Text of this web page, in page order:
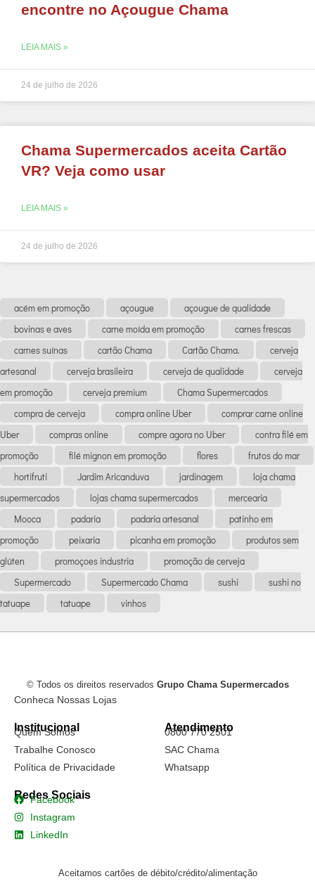
encontre no Açougue Chama
LEIA MAIS »
24 de julho de 2026
Chama Supermercados aceita Cartão
VR? Veja como usar
LEIA MAIS »
24 de julho de 2026
acém em promoção açougue
açougue de qualidade
bovinas e aves
carne moída em promoção
carnes frescas
carnes suínas
cartão Chama Cartão Chama.
cerveja
artesanal
cerveja brasileira cerveja de qualidade
cerveja
em promoção
cerveja premium
Chama Supermercados
compra de cerveja
compra online Uber
comprar carne online
Uber
compras online compre agora no Uber
contra filé em
promoção
filé mignon em promoção flores
frutos do mar
hortifruti
Jardim Aricanduva jardinagem
loja chama
supermercados
lojas chama supermercados
mercearia
Mooca
padaria padaria artesanal
patinho em
promoção
peixaria picanha em promoção
produtos sem
glúten
promoçoes industria
promoção de cerveja
Supermercado
Supermercado Chama sushi
sushi no
tatuape
tatuape vinhos
© Todos os direitos reservados Grupo Chama Supermercados
Conheca Nossas Lojas
Institucional
Quem Somos
Trabalhe Conosco
Política de Privacidade
Atendimento
0800 770 2501
SAC Chama
Whatsapp
Redes Sociais
Facebook
Instagram
LinkedIn
Aceitamos cartões de débito/crédito/alimentação